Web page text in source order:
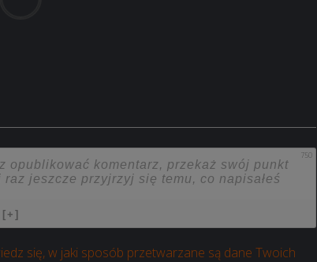
750
[+]
się, w jaki sposób przetwarzane są dane Twoich